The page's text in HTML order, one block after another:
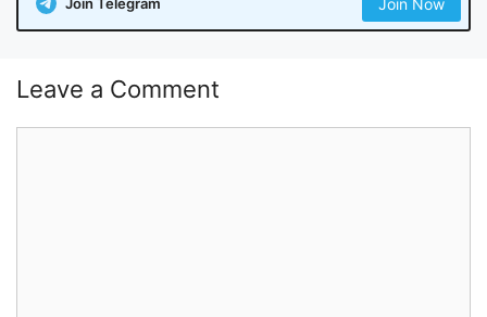
Leave a Comment